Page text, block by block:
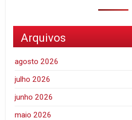
Arquivos
agosto 2026
julho 2026
junho 2026
maio 2026